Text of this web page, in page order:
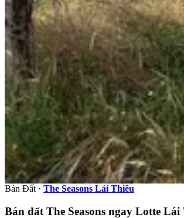
Bán Đất · The Seasons Lái Thiêu
Bán đất The Seasons ngay Lotte